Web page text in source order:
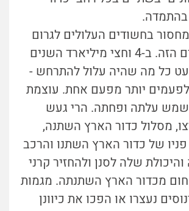
בהתמדה.
בחשודים העלולים לגרום
לשינוי האקלים הזה. ב-4 וחצי מיליארד השנים
כל מה שהיה עלול להתרחש -
יותר מפעם אחת. עוצמת
עלתה ופחתה. הרי געש
מסלול כדור הארץ השתנה,
פניו של כדור הארץ השתנו והרכב
שלה לסנן ולהחזיר קרני
מכדור הארץ השתנתה. מגמות
נעצרו או הפכו את כיוונן